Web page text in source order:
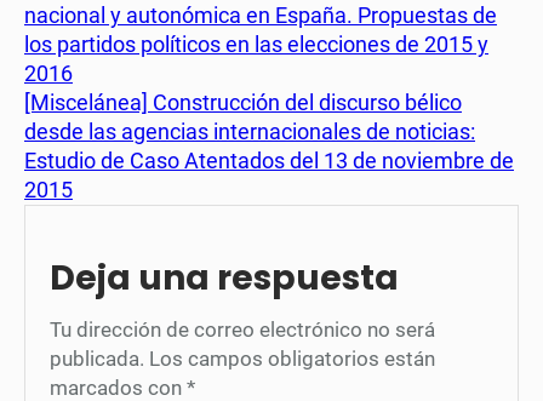
nacional y autonómica en España. Propuestas de
los partidos políticos en las elecciones de 2015 y
2016
[Miscelánea] Construcción del discurso bélico
desde las agencias internacionales de noticias:
Estudio de Caso Atentados del 13 de noviembre de
2015
Deja una respuesta
Tu dirección de correo electrónico no será
publicada. Los campos obligatorios están
marcados con *